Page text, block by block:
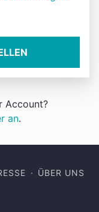
Account?
an.
ÜBER UNS